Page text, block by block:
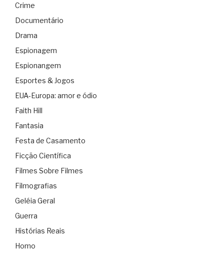
Crime
Documentário
Drama
Espionagem
Espionangem
Esportes & Jogos
EUA-Europa: amor e ódio
Faith Hill
Fantasia
Festa de Casamento
Ficção Científica
Filmes Sobre Filmes
Filmografias
Geléia Geral
Guerra
Histórias Reais
Homo